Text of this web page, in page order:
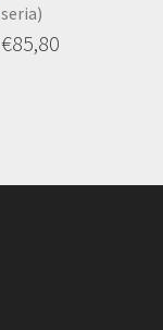
era:
€110,00.
attuale
è:
seria)
Il
€85,80